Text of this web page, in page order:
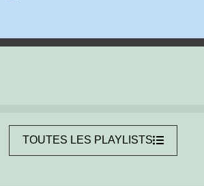
TOUTES LES PLAYLISTS